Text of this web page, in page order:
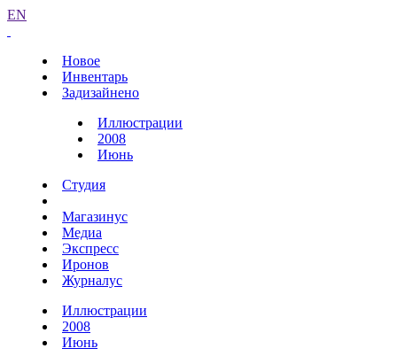
EN
Новое
Инвентарь
Задизайнено
Иллюстрации
2008
Июнь
Студия
Магазинус
Медиа
Экспресс
Иронов
Журналус
Иллюстрации
2008
Июнь